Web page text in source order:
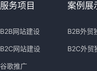
服务项目
B2B网站建设
B2C网站建设
谷歌推广
案例展
B2B外贸
B2C外贸